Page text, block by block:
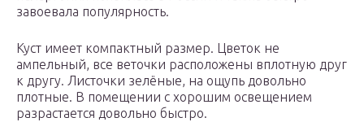
завоевала популярность.
Куст имеет компактный размер. Цветок не
ампельный, все веточки расположены вплотную друг
к другу. Листочки зелёные, на ощупь довольно
плотные. В помещении с хорошим освещением
разрастается довольно быстро.